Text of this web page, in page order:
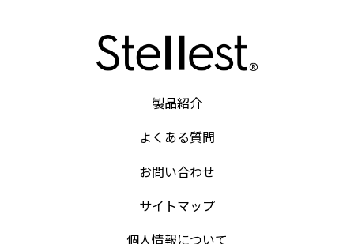
製品紹介
よくある質問
お問い合わせ
サイトマップ
個人情報について